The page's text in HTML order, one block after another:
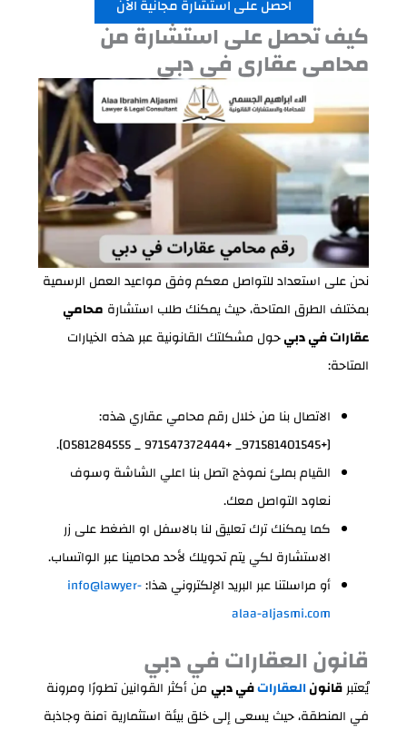
احصل على استشارة مجانية الآن
كيف تحصل على استشارة من
محامي عقاري في دبي
نحن على استعداد للتواصل معكم وفق مواعيد العمل الرسمية
بمختلف الطرق المتاحة، حيث يمكنك طلب استشارة محامي
عقارات في دبيحول مشكلتك القانونية عبر هذه الخيارات
المتاحة:
الاتصال بنا من خلال رقم محامي عقاري هذه:
[+971581401545_ +971547372444 _ 0581284555].
القيام بملئ نموذج اتصل بنا اعلي الشاشة وسوف
نعاود التواصل معك.
كما يمكنك ترك تعليق لنا بالاسفل او الضغط على زر
الاستشارة لكي يتم تحويلك لأحد محامينا عبر الواتساب.
أو مراسلتنا عبر البريد الإلكتروني هذا:info@lawyer-
alaa-aljasmi.com
قانون العقارات في دبي
يُعتبرقانونالعقاراتفي دبيمن أكثر القوانين تطورًا ومرونة
في المنطقة، حيث يسعى إلى خلق بيئة استثمارية آمنة وجاذبة